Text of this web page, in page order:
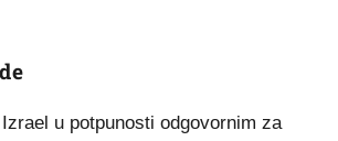
u potpunosti odgovornim za